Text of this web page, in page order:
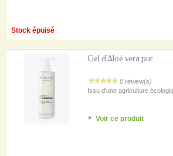
Stock épuisé
Gel d'Aloé vera pur
0 review(s)
Issu d'une agriculture
Voir ce produit